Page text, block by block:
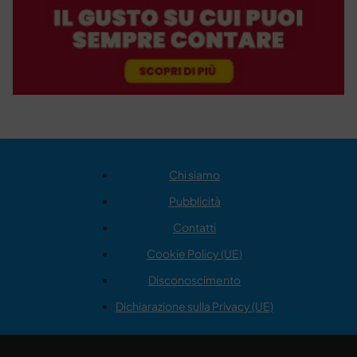
Chi siamo
Pubblicità
Contatti
Cookie Policy (UE)
Disconoscimento
Dichiarazione sulla Privacy (UE)